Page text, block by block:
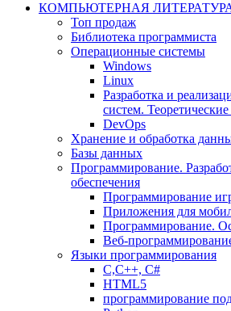
КОМПЬЮТЕРНАЯ
Топ продаж
Библиотека программиста
Операционные системы
Windows
Linux
Разработка и
систем.
DevOps
Хранение и обработка
Базы данных
Программирование.
обеспечения
Программирование
Приложения для
Программирование.
Веб-
Языки программирования
С,С++, С#
HTML5
программирование